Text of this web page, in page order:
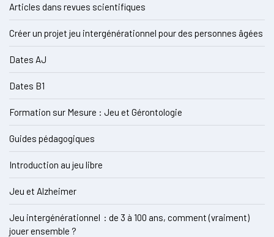
Articles dans revues scientifiques
Créer un projet jeu intergénérationnel pour des personnes âgées
Dates AJ
Dates B1
Formation sur Mesure : Jeu et Gérontologie
Guides pédagogiques
Introduction au jeu libre
Jeu et Alzheimer
Jeu intergénérationnel : de 3 à 100 ans, comment (vraiment)
jouer ensemble ?